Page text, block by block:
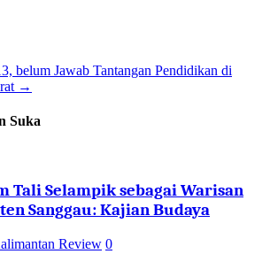
belum Jawab Tantangan Pendidikan di
→
Suka
Tali Selampik sebagai Warisan
Sanggau: Kajian Budaya
Review 0